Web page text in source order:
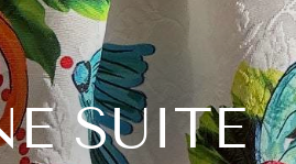
SUITE